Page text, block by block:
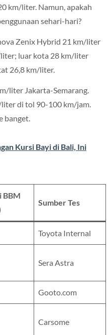
km/liter. Namun, apakah
sehari-hari?
Zenix Hybrid 21 km/liter
luar kota 28 km/liter
26,8 km/liter.
liter Jakarta-Semarang.
di tol 90-100 km/jam.
banget.
Kursi Bayi di Bali, Ini
BBM
Sumber Tes
Toyota Internal
Sera Astra
Gooto.com
Carsome